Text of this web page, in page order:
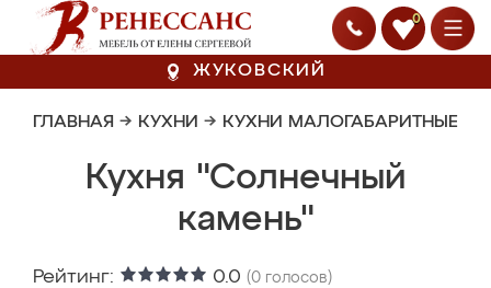
0
ЖУКОВСКИЙ
ГЛАВНАЯ → КУХНИ → КУХНИ МАЛОГАБАРИТНЫЕ
Кухня "Солнечный
камень"
Рейтинг: 0.0 (0 голосов)